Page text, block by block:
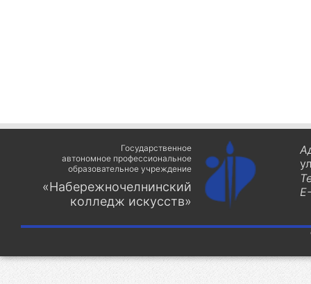
Государственное
автономное профессиональное
образовательное учреждение
«Набережночелнинский
колледж искусств»